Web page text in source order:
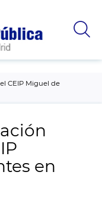
CEIP Miguel de
en